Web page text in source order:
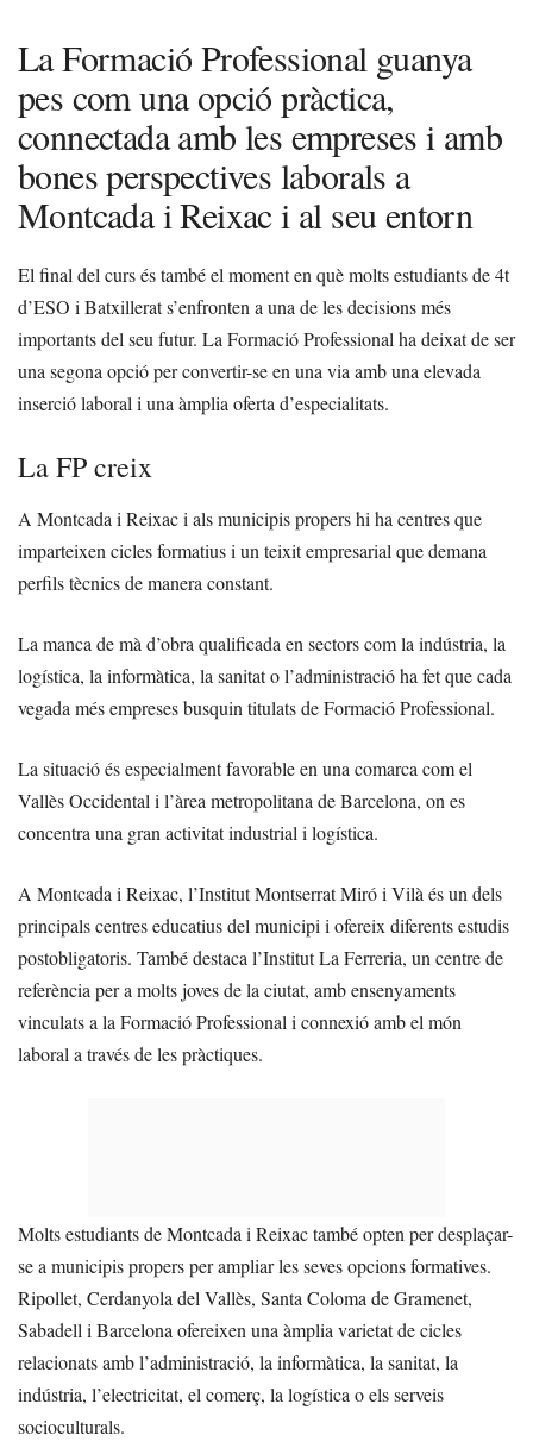
La Formació Professional guanya
pes com una opció pràctica,
connectada amb les empreses i amb
bones perspectives laborals a
Montcada i Reixac i al seu entorn
El final del curs és també el moment en què molts estudiants de 4t
d’ESO i Batxillerat s’enfronten a una de les decisions més
importants del seu futur. La Formació Professional ha deixat de ser
una segona opció per convertir-se en una via amb una elevada
inserció laboral i una àmplia oferta d’especialitats.
La FP creix
A Montcada i Reixac i als municipis propers hi ha centres que
imparteixen cicles formatius i un teixit empresarial que demana
perfils tècnics de manera constant.
La manca de mà d’obra qualificada en sectors com la indústria, la
logística, la informàtica, la sanitat o l’administració ha fet que cada
vegada més empreses busquin titulats de Formació Professional.
La situació és especialment favorable en una comarca com el
Vallès Occidental i l’àrea metropolitana de Barcelona, on es
concentra una gran activitat industrial i logística.
A Montcada i Reixac, l’Institut Montserrat Miró i Vilà és un dels
principals centres educatius del municipi i ofereix diferents estudis
postobligatoris. També destaca l’Institut La Ferreria, un centre de
referència per a molts joves de la ciutat, amb ensenyaments
vinculats a la Formació Professional i connexió amb el món
laboral a través de les pràctiques.
Molts estudiants de Montcada i Reixac també opten per desplaçar-
se a municipis propers per ampliar les seves opcions formatives.
Ripollet, Cerdanyola del Vallès, Santa Coloma de Gramenet,
Sabadell i Barcelona ofereixen una àmplia varietat de cicles
relacionats amb l’administració, la informàtica, la sanitat, la
indústria, l’electricitat, el comerç, la logística o els serveis
socioculturals.